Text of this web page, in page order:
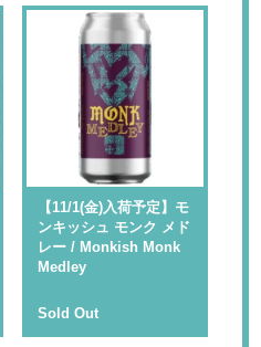
【11/1(金)入荷予定】モ
ンキッシュ モンク メド
レー / Monkish Monk
Medley
Sold Out